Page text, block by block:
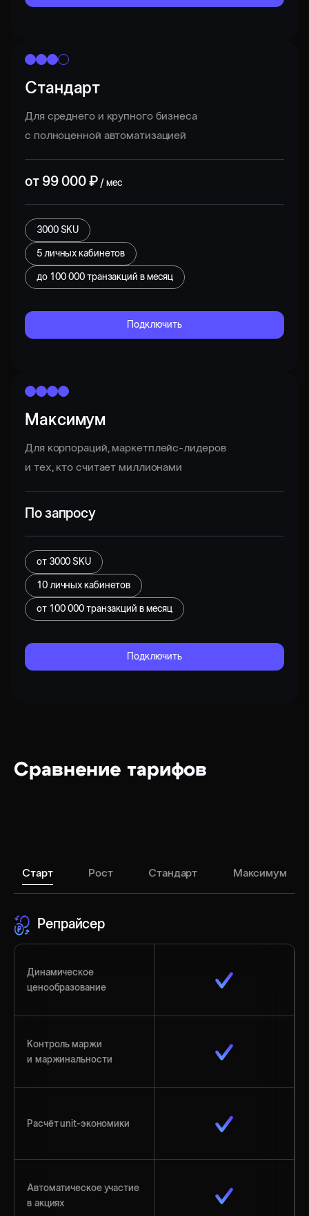
Стандарт
Для среднего и крупного бизнеса
с полноценной автоматизацией
от 99 000 ₽/ мес
3000 SKU
5 личных кабинетов
до 100 000 транзакций в месяц
Подключить
Максимум
Для корпораций, маркетплейс-лидеров
и тех, кто считает миллионами
По запросу
от 3000 SKU
10 личных кабинетов
от 100 000 транзакций в месяц
Подключить
Сравнение тарифов
Старт Рост Стандарт Максимум
Репрайсер
Динамическое
ценообразование
Контроль маржи
и маржинальности
Расчёт unit-экономики
Автоматическое участие
в акциях